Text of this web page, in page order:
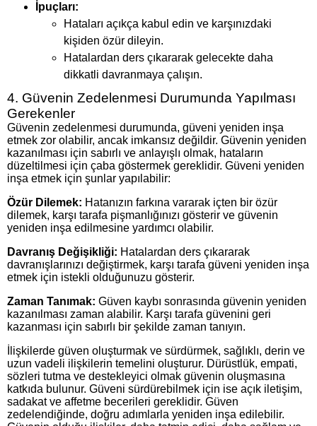
İpuçları:
Hataları açıkça kabul edin ve karşınızdaki
kişiden özür dileyin.
Hatalardan ders çıkararak gelecekte daha
dikkatli davranmaya çalışın.
4. Güvenin Zedelenmesi Durumunda Yapılması
Gerekenler
Güvenin zedelenmesi durumunda, güveni yeniden inşa
etmek zor olabilir, ancak imkansız değildir. Güvenin yeniden
kazanılması için sabırlı ve anlayışlı olmak, hataların
düzeltilmesi için çaba göstermek gereklidir. Güveni yeniden
inşa etmek için şunlar yapılabilir:
Özür Dilemek: Hatanızın farkına vararak içten bir özür
dilemek, karşı tarafa pişmanlığınızı gösterir ve güvenin
yeniden inşa edilmesine yardımcı olabilir.
Davranış Değişikliği: Hatalardan ders çıkararak
davranışlarınızı değiştirmek, karşı tarafa güveni yeniden inşa
etmek için istekli olduğunuzu gösterir.
Zaman Tanımak: Güven kaybı sonrasında güvenin yeniden
kazanılması zaman alabilir. Karşı tarafa güvenini geri
kazanması için sabırlı bir şekilde zaman tanıyın.
İlişkilerde güven oluşturmak ve sürdürmek, sağlıklı, derin ve
uzun vadeli ilişkilerin temelini oluşturur. Dürüstlük, empati,
sözleri tutma ve destekleyici olmak güvenin oluşmasına
katkıda bulunur. Güveni sürdürebilmek için ise açık iletişim,
sadakat ve affetme becerileri gereklidir. Güven
zedelendiğinde, doğru adımlarla yeniden inşa edilebilir.